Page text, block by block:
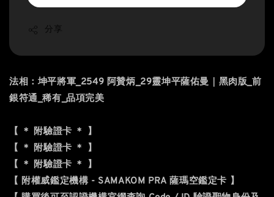
分享
法相：坤平將軍_2549 阿贊炳_29靈坤平薩佑曼｜黑肉版_前
銀符通_稀有_品項完美
【 ＊ 附驗證卡 ＊ 】
【 ＊ 附驗證卡 ＊ 】
【 ＊ 附驗證卡 ＊ 】
【 附權威鑑定機構 - SAMAKOM PRA 薩瑪空鑑定卡 】